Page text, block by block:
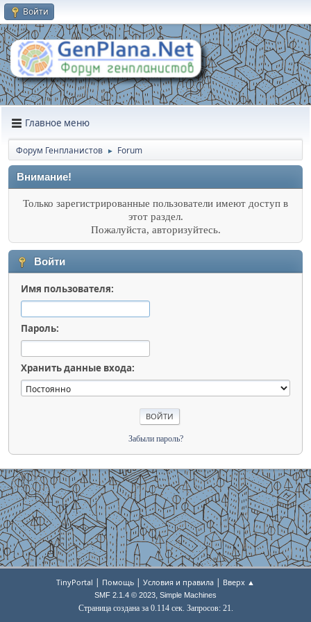
Войти
Главное меню
Форум Генпланистов ► Forum
Внимание!
Только зарегистрированные пользователи имеют доступ в
этот раздел.
Пожалуйста, авторизуйтесь.
Войти
Имя пользователя:
Пароль:
Хранить данные входа:
Забыли пароль?
TinyPortal | Помощь | Условия и правила | Вверх ▲
SMF 2.1.4 © 2023, Simple Machines
Страница создана за 0.114 сек. Запросов: 21.